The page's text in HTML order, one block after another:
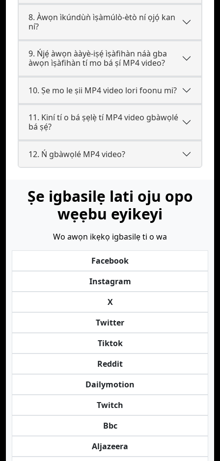
8. Àwọn ìkúndùǹ ìṣàmúlò-ètò ní ọjọ́ kan
ní?
9. Ńjẹ́ àwọn ààyè-iṣẹ́ ìṣàfihàn náà gba
àwọn ìṣàfihàn tí mo bá ṣí MP4 video?
10. Ṣe mo le ṣii MP4 video lori foonu mi?
11. Kiní tí o bá ṣẹlẹ̀ tí MP4 video gbàwọlé
bá ṣẹ́?
12. Ń gbàwọlé MP4 video?
Ṣe igbasilẹ lati oju opo
wẹẹbu eyikeyi
Wo awọn ikẹkọ igbasilẹ ti o wa
Facebook
Instagram
X
Twitter
Tiktok
Reddit
Dailymotion
Twitch
Bbc
Aljazeera